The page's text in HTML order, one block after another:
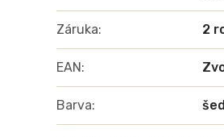
Záruka: 2
EAN:
Barva: